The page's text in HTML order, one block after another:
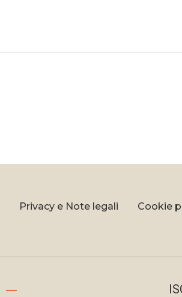
Privacy e Note legali Cookie